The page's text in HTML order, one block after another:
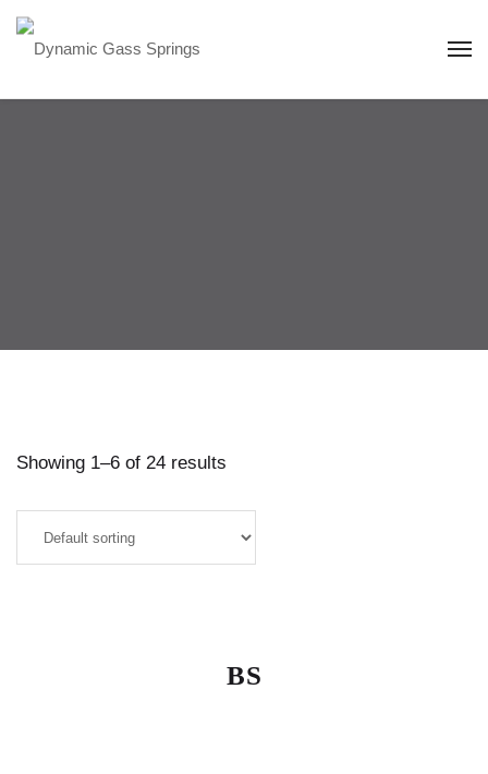
Showing 1–6 of 24 results
BS